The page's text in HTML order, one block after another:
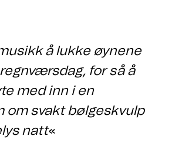
å lukke øynene
for så å
med inn i en
om svakt bølgeskvulp
natt«